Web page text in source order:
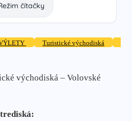
čítačky
Turistické východiská
východiská – Volovské